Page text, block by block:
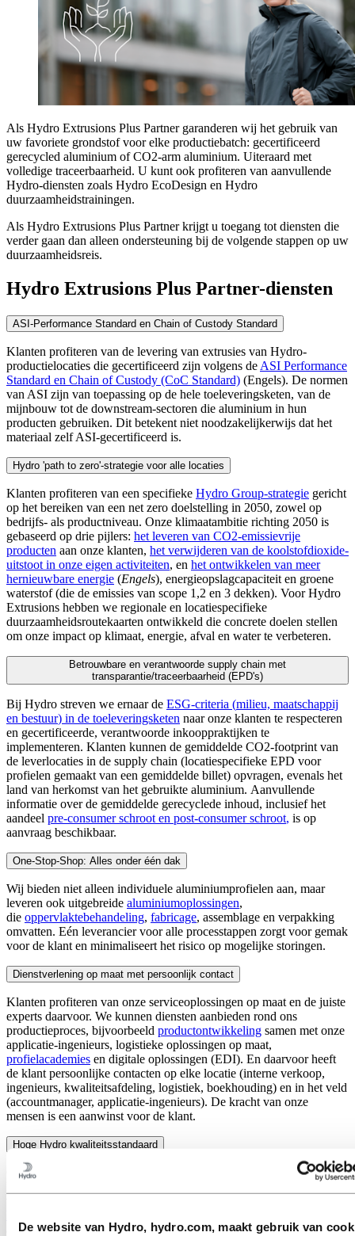
De website van Hydro, hydro.com, maakt gebruik van
Als Hydro Extrusions Plus Partner garanderen wij het gebruik van
uw favoriete grondstof voor elke productiebatch: gecertificeerd
gerecycled aluminium of CO2-arm aluminium. Uiteraard met
volledige traceerbaarheid. U kunt ook profiteren van aanvullende
Hydro-diensten zoals Hydro EcoDesign en Hydro
duurzaamheidstrainingen.
Als Hydro Extrusions Plus Partner krijgt u toegang tot diensten die
verder gaan dan alleen ondersteuning bij de volgende stappen op uw
duurzaamheidsreis.
Hydro Extrusions Plus Partner-diensten
ASI-Performance Standard en Chain of Custody Standard
Klanten profiteren van de levering van extrusies van Hydro-
productielocaties die gecertificeerd zijn volgens de ASI Performance
Standard en Chain of Custody (CoC Standard) (Engels). De normen
van ASI zijn van toepassing op de hele toeleveringsketen, van de
mijnbouw tot de downstream-sectoren die aluminium in hun
producten gebruiken. Dit betekent niet noodzakelijkerwijs dat het
materiaal zelf ASI-gecertificeerd is.
Hydro 'path to zero'-strategie voor alle locaties
Klanten profiteren van een specifieke Hydro Group-strategie gericht
op het bereiken van een net zero doelstelling in 2050, zowel op
bedrijfs- als productniveau. Onze klimaatambitie richting 2050 is
gebaseerd op drie pijlers: het leveren van CO2-emissievrije
producten aan onze klanten, het verwijderen van de koolstofdioxide-
uitstoot in onze eigen activiteiten, en het ontwikkelen van meer
hernieuwbare energie (Engels), energieopslagcapaciteit en groene
waterstof (die de emissies van scope 1,2 en 3 dekken). Voor Hydro
Extrusions hebben we regionale en locatiespecifieke
duurzaamheidsroutekaarten ontwikkeld die concrete doelen stellen
om onze impact op klimaat, energie, afval en water te verbeteren.
Betrouwbare en verantwoorde supply chain met
transparantie/traceerbaarheid (EPD's)
Bij Hydro streven we ernaar de ESG-criteria (milieu, maatschappij
en bestuur) in de toeleveringsketen naar onze klanten te respecteren
en gecertificeerde, verantwoorde inkooppraktijken te
implementeren. Klanten kunnen de gemiddelde CO2-footprint van
de leverlocaties in de supply chain (locatiespecifieke EPD voor
profielen gemaakt van een gemiddelde billet) opvragen, evenals het
land van herkomst van het gebruikte aluminium. Aanvullende
informatie over de gemiddelde gerecyclede inhoud, inclusief het
aandeel pre-consumer schroot en post-consumer schroot, is op
aanvraag beschikbaar.
One-Stop-Shop: Alles onder één dak
Wij bieden niet alleen individuele aluminiumprofielen aan, maar
leveren ook uitgebreide aluminiumoplossingen,
die oppervlaktebehandeling, fabricage, assemblage en verpakking
omvatten. Eén leverancier voor alle processtappen zorgt voor gemak
voor de klant en minimaliseert het risico op mogelijke storingen.
Dienstverlening op maat met persoonlijk contact
Klanten profiteren van onze serviceoplossingen op maat en de juiste
experts daarvoor. We kunnen diensten aanbieden rond ons
productieproces, bijvoorbeeld productontwikkeling samen met onze
applicatie-ingenieurs, logistieke oplossingen op maat,
profielacademies en digitale oplossingen (EDI). En daarvoor heeft
de klant persoonlijke contacten op elke locatie (interne verkoop,
ingenieurs, kwaliteitsafdeling, logistiek, boekhouding) en in het veld
(accountmanager, applicatie-ingenieurs). De kracht van onze
mensen is een aanwinst voor de klant.
Hoge Hydro kwaliteitsstandaard
Ons doel is om tijdig, foutloos, volgens specificatie en met een zo
altijd toonaangevende service in de sector en creëren transparantie